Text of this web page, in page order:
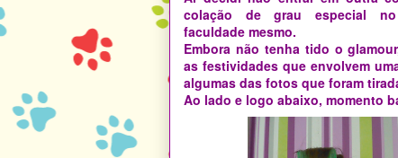
colação de grau especial
faculdade mesmo.
Embora não tenha tido o
as festividades que envolvem
algumas das fotos que foram
Ao lado e logo abaixo, momento